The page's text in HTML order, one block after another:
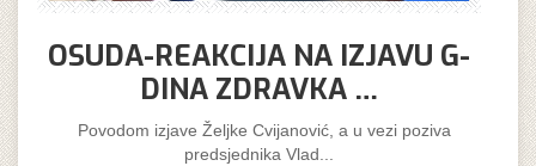
OSUDA-REAKCIJA NA IZJAVU G-
DINA ZDRAVKA …
Povodom izjave Željke Cvijanović, a u vezi poziva
predsjednika Vlad...